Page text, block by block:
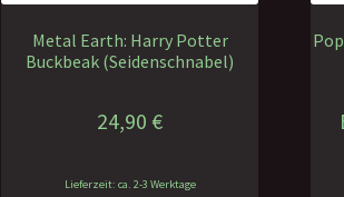
Metal Earth: Harry Potter
Buckbeak (Seidenschnabel)
24,90€
Lieferzeit: ca. 2-3 Werktage